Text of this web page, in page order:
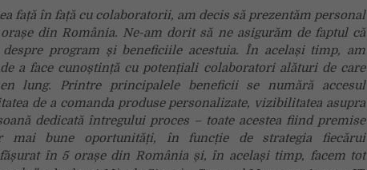
față în față cu colaboratorii, am decis să prezentăm personal
din România. Ne-am dorit să ne asigurăm de faptul că
program și beneficiile acestuia. În același timp, am
a face cunoștință cu potențiali colaboratori alături de care
lung. Printre principalele beneficii se numără accesul
de a comanda produse personalizate, vizibilitatea asupra
dedicată întregului proces – toate acestea fiind premise
mai bune oportunități, în funcție de strategia fiecărui
în 5 orașe din România și, în același timp, facem tot